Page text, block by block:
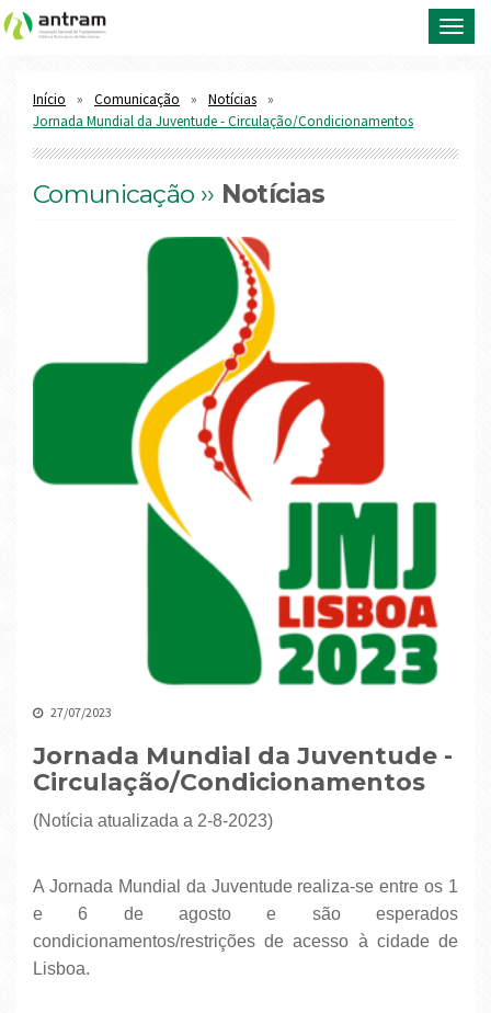
Início Comunicação
Notícias
Jornada Mundial da Juventude - Circulação/Condicionamentos
Comunicação ›› Notícias
27/07/2023
Jornada Mundial da Juventude -
Circulação/Condicionamentos
(notícia atualizada a 2-8-2023)
A Jornada Mundial da Juventude realiza-se entre os 1
e 6 de agosto e são esperados
condicionamentos/restrições de acesso à cidade de
Lisboa.